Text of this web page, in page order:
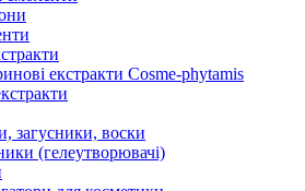
екстракти Cosme-phytamis
загусники, воски
(гелеутворювачі)